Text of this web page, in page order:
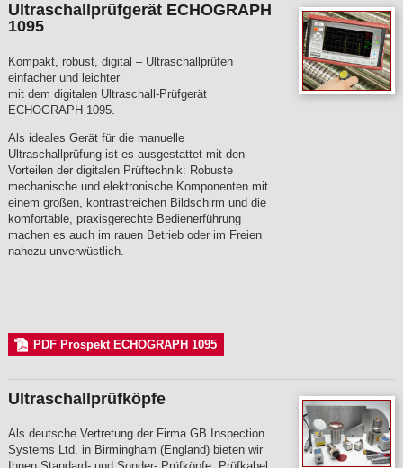
Ultraschallprüfgerät ECHOGRAPH
1095
Kompakt, robust, digital – Ultraschallprüfen
einfacher und leichter
mit dem digitalen Ultraschall-Prüfgerät
ECHOGRAPH 1095.
Als ideales Gerät für die manuelle
Ultraschallprüfung ist es ausgestattet mit den
Vorteilen der digitalen Prüftechnik: Robuste
mechanische und elektronische Komponenten mit
einem großen, kontrastreichen Bildschirm und die
komfortable, praxisgerechte Bedienerführung
machen es auch im rauen Betrieb oder im Freien
nahezu unverwüstlich.
PDF Prospekt ECHOGRAPH 1095
Ultraschallprüfköpfe
Als deutsche Vertretung der Firma GB Inspection
Systems Ltd. in Birmingham (England) bieten wir